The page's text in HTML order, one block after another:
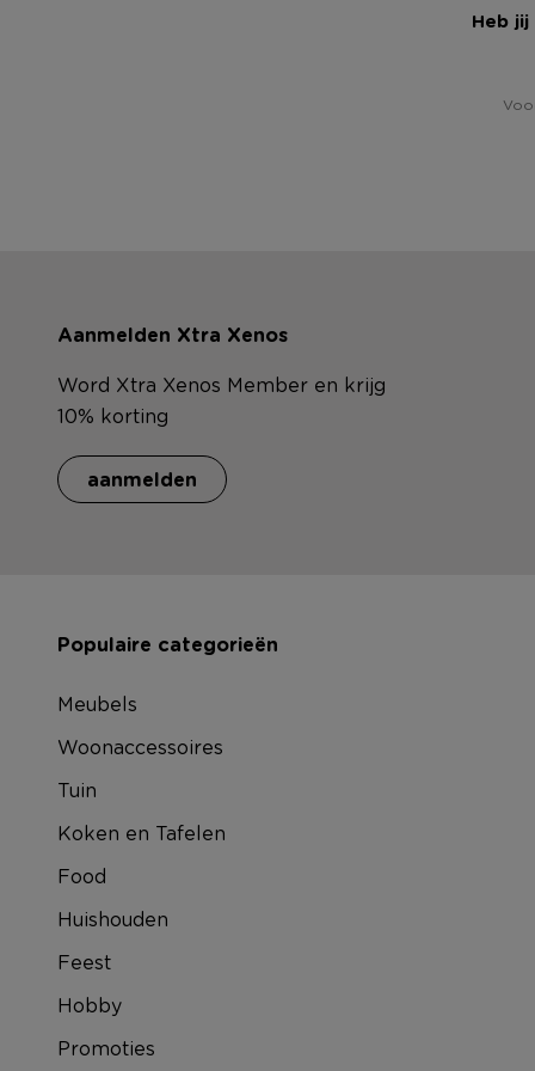
Heb
Aanmelden Xtra Xenos
Word Xtra Xenos Member en krijg
10% korting
aanmelden
Populaire categorieën
Meubels
Woonaccessoires
Tuin
Koken en Tafelen
Food
Huishouden
Feest
Hobby
Promoties